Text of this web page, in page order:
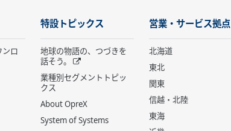
ンロ
特設トピックス
地球の物語の、つづきを
話そう。
業種別セグメントトピッ
クス
About OpreX
System of Systems
営業・サービス拠点
北海道
東北
関東
信越・北陸
東海